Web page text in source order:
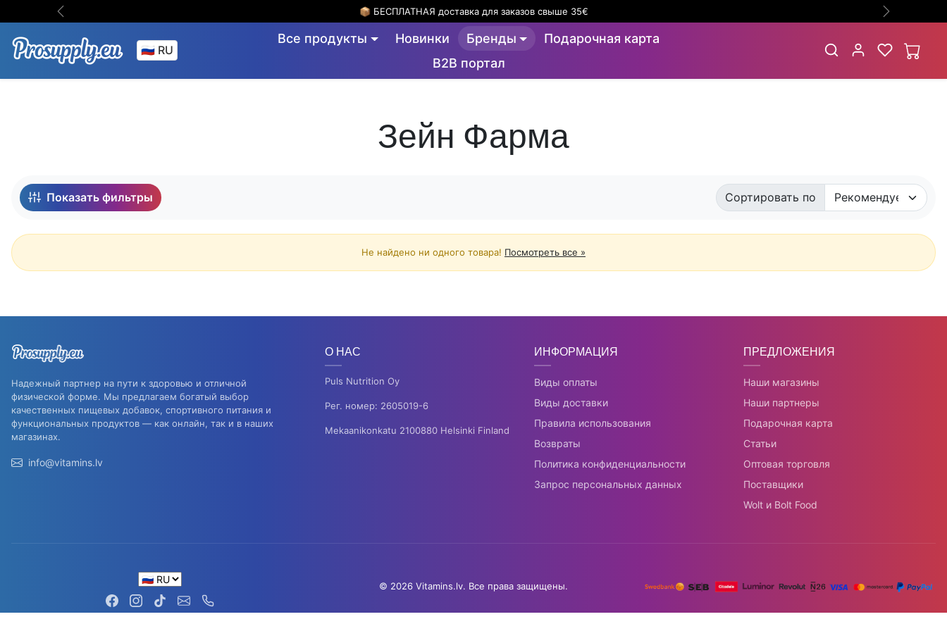
Пропустить до содержания 📦 БЕСПЛАТНАЯ доставка для заказов свыше 35€
Предыдущий Следующий
Все продукты Новинки Бренды
Подарочная карта
B2B портал
Зейн Фарма
Показать фильтры Сортировать по
Сортировать по:
Не найдено ни одного товара! Посмотреть все »
Надежный партнер на пути к здоровью и отличной
физической форме. Мы предлагаем богатый выбор
качественных пищевых добавок, спортивного питания и
функциональных продуктов — как онлайн, так и в наших
магазинах.
info@vitamins.lv
О НАС
Puls Nutrition Oy
Рег. номер: 2605019-6
Mekaanikonkatu 2100880 Helsinki Finland
ИНФОРМАЦИЯ
Виды оплаты
Виды доставки
Правила использования
Возвраты
Политика конфиденциальности
Запрос персональных данных
ПРЕДЛОЖЕНИЯ
Наши магазины
Наши партнеры
Подарочная карта
Статьи
Оптовая торговля
Поставщики
Wolt и Bolt Food
© 2026 Vitamins.lv. Все права защищены.